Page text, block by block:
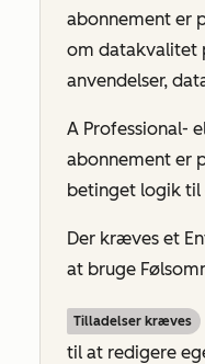
abonnement er
om datakvalitet
anvendelser,
A Professional-
abonnement er
betinget logik til
Der kræves et
at bruge
Tilladelser kræves
til at redigere